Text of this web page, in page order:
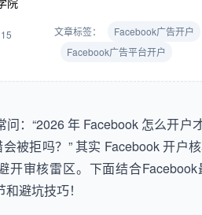
文章标签： Facebook广告开户
Facebook广告平台开户
问：“2026 年 Facebook 怎么开户
被拒吗？” 其实 Facebook 开户
开审核雷区。下面结合
避坑技巧！